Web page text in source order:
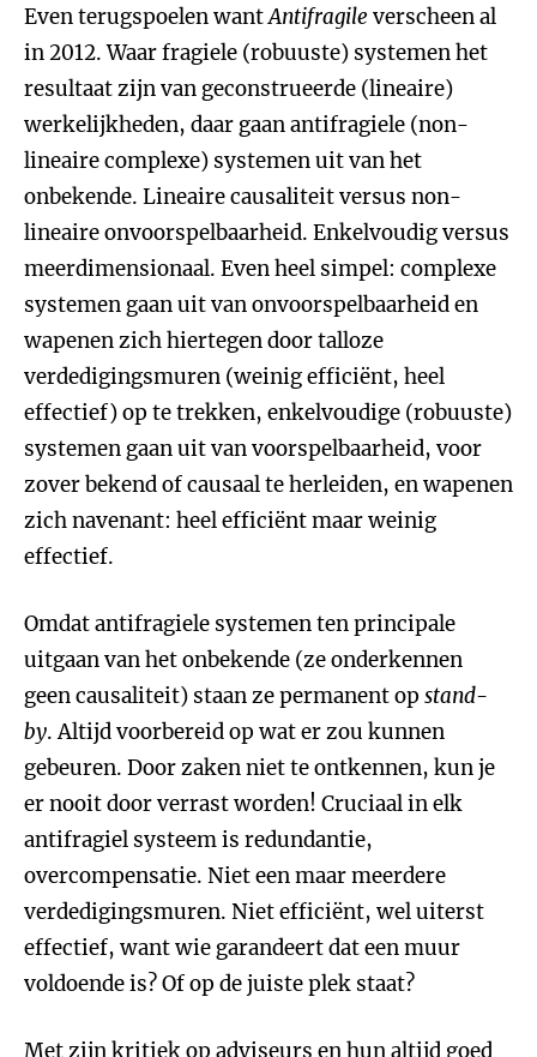
Even terugspoelen wantAntifragile verscheen al
in 2012. Waar fragiele (robuuste) systemen het
resultaat zijn van geconstrueerde (lineaire)
werkelijkheden, daar gaan antifragiele (non-
lineaire complexe) systemen uit van het
onbekende. Lineaire causaliteit versus non-
lineaire onvoorspelbaarheid. Enkelvoudig versus
meerdimensionaal. Even heel simpel: complexe
systemen gaan uit van onvoorspelbaarheid en
wapenen zich hiertegen door talloze
verdedigingsmuren (weinig efficiënt, heel
effectief) op te trekken, enkelvoudige (robuuste)
systemen gaan uit van voorspelbaarheid, voor
zover bekend of causaal te herleiden, en wapenen
zich navenant: heel efficiënt maar weinig
effectief.
Omdat antifragiele systemen ten principale
uitgaan van het onbekende (ze onderkennen
geen causaliteit) staan ze permanent op stand-
by. Altijd voorbereid op wat er zou kunnen
gebeuren. Door zaken niet te ontkennen, kun je
er nooit door verrast worden! Cruciaal in elk
antifragiel systeem is redundantie,
overcompensatie. Niet een maar meerdere
verdedigingsmuren. Niet efficiënt, wel uiterst
effectief, want wie garandeert dat een muur
voldoende is? Of op de juiste plek staat?
Met zijn kritiek op adviseurs en hun altijd goed